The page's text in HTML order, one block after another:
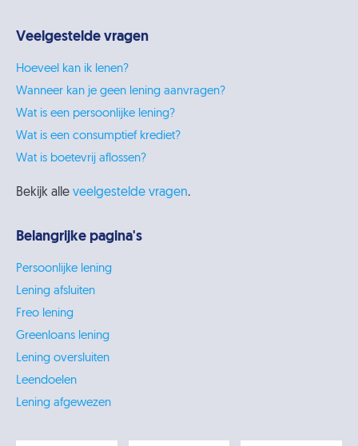
Veelgestelde vragen
Hoeveel kan ik lenen?
Wanneer kan je geen lening aanvragen?
Wat is een persoonlijke lening?
Wat is een consumptief krediet?
Wat is boetevrij aflossen?
Bekijk alle veelgestelde vragen.
Belangrijke pagina's
Persoonlijke lening
Lening afsluiten
Freo lening
Greenloans lening
Lening oversluiten
Leendoelen
Lening afgewezen